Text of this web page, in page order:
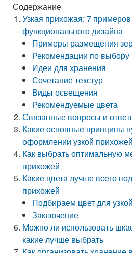
Содержание
Узкая прихожая: 7 примеров
функционального дизайна
Примеры размещения
Рекомендации по выбору
Идеи для хранения
Сочетание текстур
Виды освещения
Рекомендуемые цвета
Связанные вопросы и
Какие основные принципы
оформлении узкой прихожей
Как выбрать оптимальную
прихожей
Какие цвета лучше всего
прихожей
Подбираем цвет для
Заключение
Можно ли использовать
какие лучше выбрать